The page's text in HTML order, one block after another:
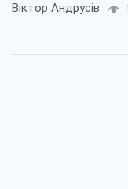
Віктор Андрусів